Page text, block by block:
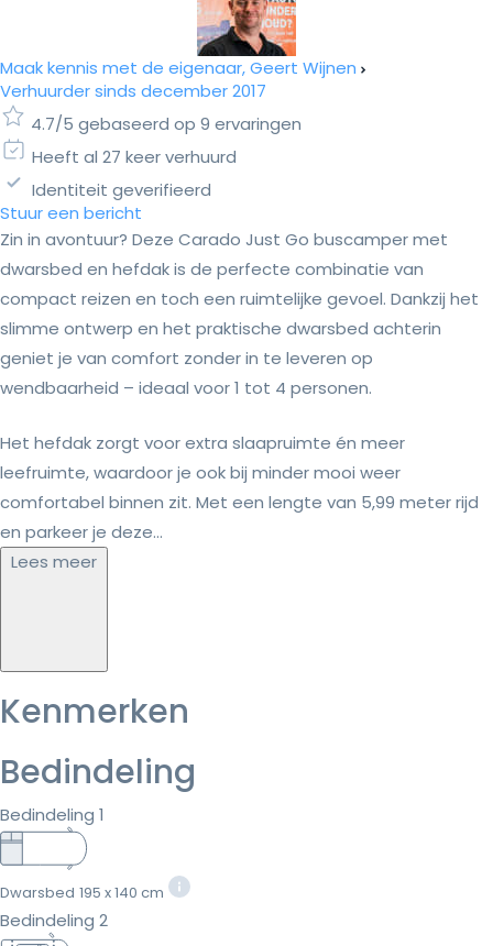
Maak kennis met de eigenaar, Geert Wijnen
Verhuurder sinds december 2017
4.7/5 gebaseerd op 9 ervaringen
Heeft al 27 keer verhuurd
Identiteit geverifieerd
Stuur een bericht
Zin in avontuur? Deze Carado Just Go buscamper met
dwarsbed en hefdak is de perfecte combinatie van
compact reizen en toch een ruimtelijke gevoel. Dankzij het
slimme ontwerp en het praktische dwarsbed achterin
geniet je van comfort zonder in te leveren op
wendbaarheid – ideaal voor 1 tot 4 personen.
Het hefdak zorgt voor extra slaapruimte én meer
leefruimte, waardoor je ook bij minder mooi weer
comfortabel binnen zit. Met een lengte van 5,99 meter rijd
en parkeer je deze...
Lees meer
Kenmerken
Bedindeling
Bedindeling 1
Dwarsbed 195 x 140 cm
Bedindeling 2